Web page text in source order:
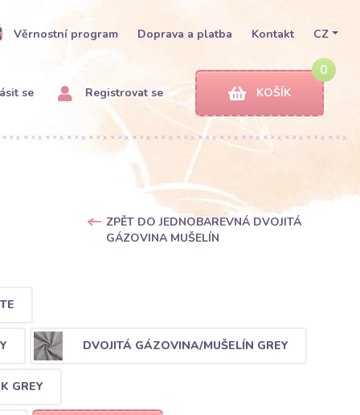
Věrnostní program Doprava a platba Kontakt CZ
se Registrovat se
0
KOŠÍK
ZPĚT DO JEDNOBAREVNÁ DVOJITÁ
GÁZOVINA MUŠELÍN
DVOJITÁ GÁZOVINA/MUŠELÍN GREY
GREY